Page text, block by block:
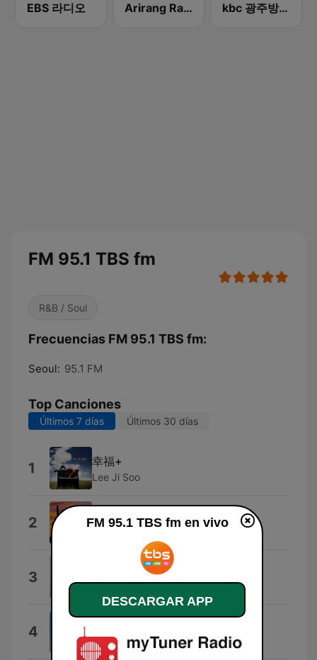
EBS 라디오 Arirang Radio kbc 광주방송 MyFM
FM 95.1 TBS fm
R&B / Soul
Frecuencias FM 95.1 TBS fm:
Seoul: 95.1 FM
Top Canciones
Últimos 7 días Últimos 30 días
1 幸福+
Lee Ji Soo
2 Back Porch Swing
3 Ready! GO!!
DEPAPEPE
4 パトリック・ホーズ
FM 95.1 TBS fm en vivo
DESCARGAR APP